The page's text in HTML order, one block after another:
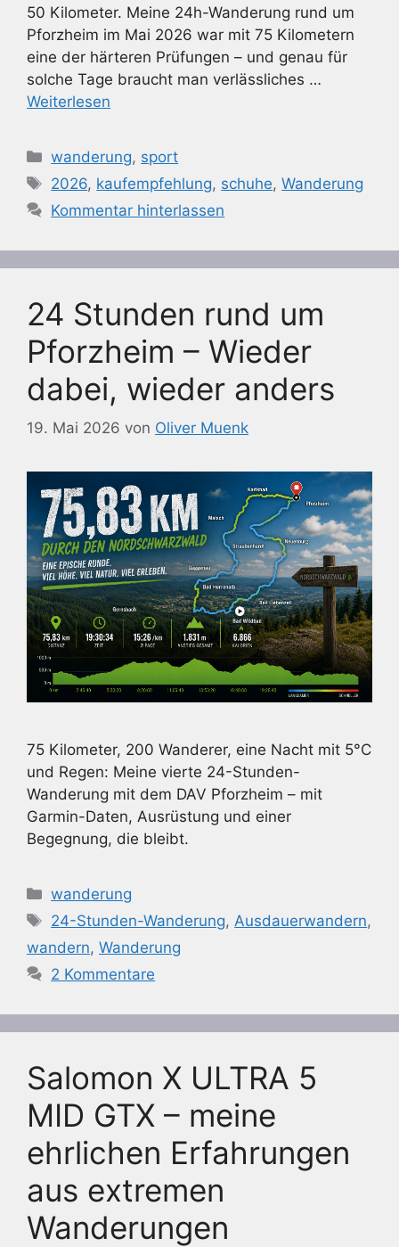
50 Kilometer. Meine 24h-Wanderung rund um
Pforzheim im Mai 2026 war mit 75 Kilometern
eine der härteren Prüfungen – und genau für
solche Tage braucht man verlässliches …
Weiterlesen
Kategorien
wanderung, sport
Schlagwörter
2026, kaufempfehlung, schuhe,Wanderung
Kommentar hinterlassen
24 Stunden rund um
Pforzheim – Wieder
dabei, wieder anders
19. Mai 2026 von Oliver Muenk
75 Kilometer, 200 Wanderer, eine Nacht mit 5°C
und Regen: Meine vierte 24-Stunden-
Wanderung mit dem DAV Pforzheim – mit
Garmin-Daten, Ausrüstung und einer
Begegnung, die bleibt.
Kategorien
wanderung
Schlagwörter
24-Stunden-Wanderung, Ausdauerwandern,
wandern, Wanderung
2 Kommentare
Salomon X ULTRA 5
MID GTX – meine
ehrlichen Erfahrungen
aus extremen
Wanderungen